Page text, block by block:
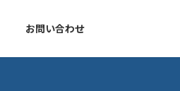
お問い合わせ